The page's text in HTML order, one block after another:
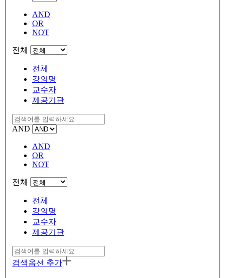
AND
OR
NOT
전체
전체
강의명
교수자
제공기관
AND
AND
OR
NOT
전체
전체
강의명
교수자
제공기관
검색옵션 추가